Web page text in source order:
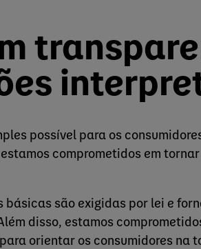
possível para os
comprometidos em
são exigidas por lei e
disso, estamos
orientar os consumidores na